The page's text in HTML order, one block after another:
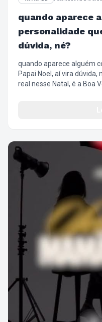
quando aparece
personalidade
dúvida, né?
quando aparece alguém
Papai Noel, aí vira
real nesse Natal, é a Boa Velhinha.